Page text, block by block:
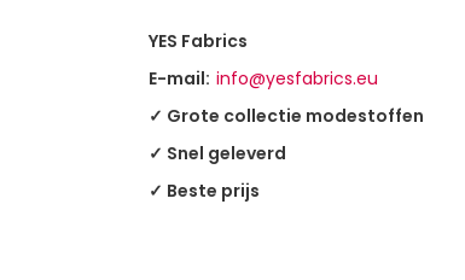
YES Fabrics
E-mail: info@yesfabrics.eu
✓ Grote collectie modestoffen
✓ Snel geleverd
✓ Beste prijs